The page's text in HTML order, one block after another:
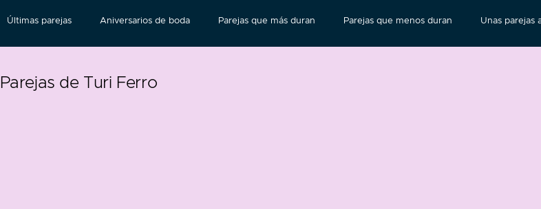
Últimas parejas Aniversarios de boda Parejas que más duran Parejas que menos duran Unas parejas
Parejas de Turi Ferro